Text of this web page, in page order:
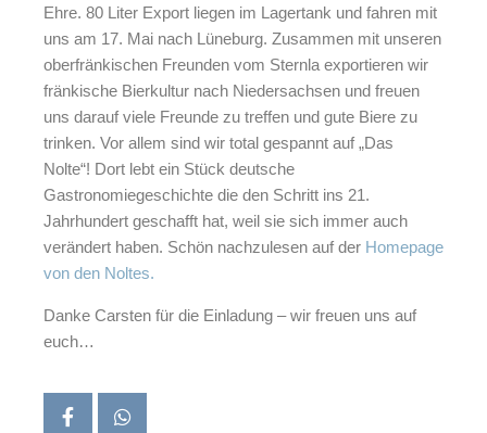
Ehre. 80 Liter Export liegen im Lagertank und fahren mit
uns am 17. Mai nach Lüneburg. Zusammen mit unseren
oberfränkischen Freunden vom Sternla exportieren wir
fränkische Bierkultur nach Niedersachsen und freuen
uns darauf viele Freunde zu treffen und gute Biere zu
trinken. Vor allem sind wir total gespannt auf „Das
Nolte“! Dort lebt ein Stück deutsche
Gastronomiegeschichte die den Schritt ins 21.
Jahrhundert geschafft hat, weil sie sich immer auch
verändert haben. Schön nachzulesen auf der Homepage
von den Noltes.
Danke Carsten für die Einladung – wir freuen uns auf
euch…